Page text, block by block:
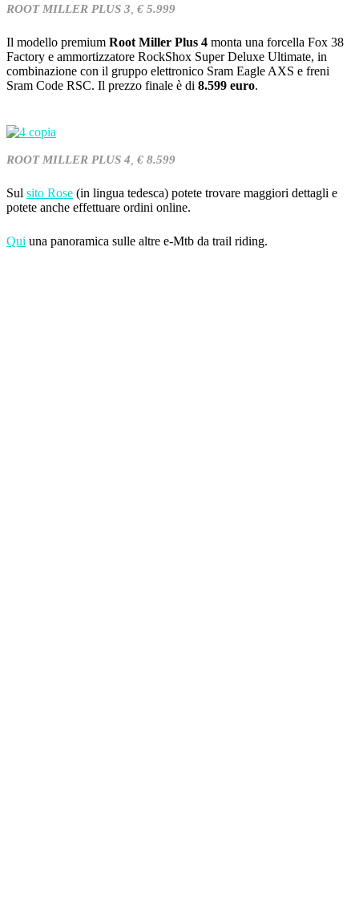
ROOT MILLER PLUS 3, € 5.999
Il modello premium Root Miller Plus 4 monta una forcella Fox 38
Factory e ammortizzatore RockShox Super Deluxe Ultimate, in
combinazione con il gruppo elettronico Sram Eagle AXS e freni
Sram Code RSC. Il prezzo finale è di 8.599 euro.
ROOT MILLER PLUS 4, € 8.599
Sul sito Rose (in lingua tedesca) potete trovare maggiori dettagli e
potete anche effettuare ordini online.
Qui una panoramica sulle altre e-Mtb da trail riding.